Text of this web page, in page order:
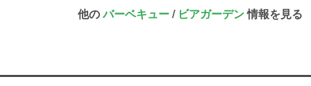
他のバーベキュー/ ビアガーデン情報を見る